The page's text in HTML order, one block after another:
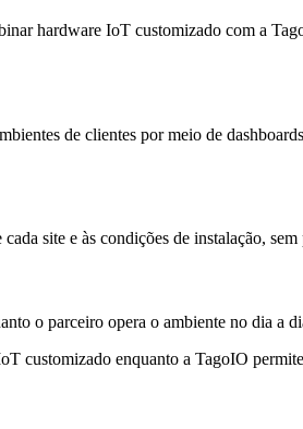
hardware IoT customizado com a
de clientes por meio de
site e às condições de instalação,
o parceiro opera o ambiente no dia a
customizado enquanto a TagoIO